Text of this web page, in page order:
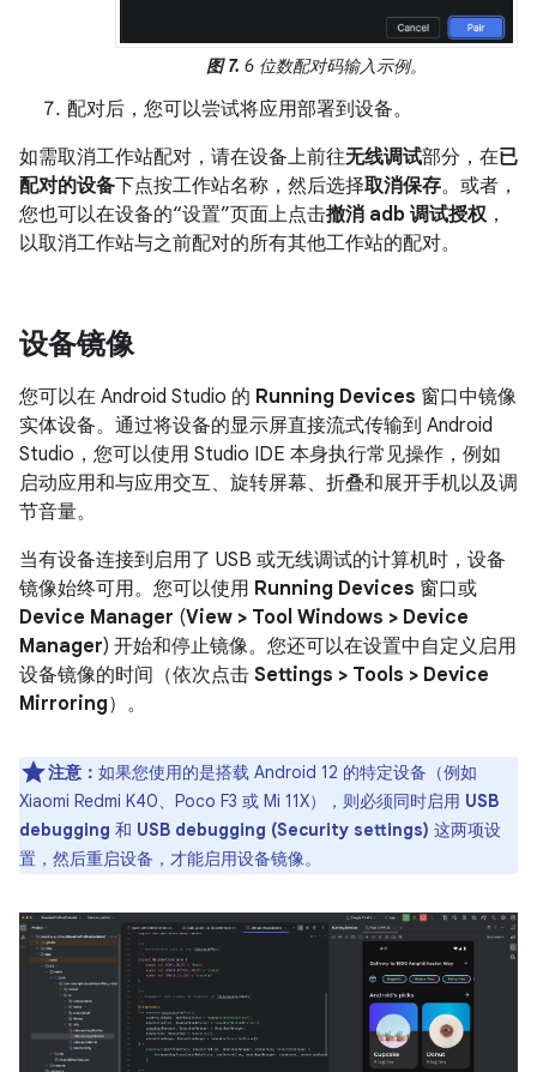
图 7. 6 位数配对码输入示例。
配对后，您可以尝试将应用部署到设备。
如需取消工作站配对，请在设备上前往无线调试部分，在已
配对的设备下点按工作站名称，然后选择取消保存。或者，
您也可以在设备的“设置”页面上点击撤消 adb 调试授权，
以取消工作站与之前配对的所有其他工作站的配对。
设备镜像
您可以在 Android Studio 的 Running Devices 窗口中镜像
实体设备。通过将设备的显示屏直接流式传输到 Android
Studio，您可以使用 Studio IDE 本身执行常见操作，例如
启动应用和与应用交互、旋转屏幕、折叠和展开手机以及调
节音量。
当有设备连接到启用了 USB 或无线调试的计算机时，设备
镜像始终可用。您可以使用 Running Devices 窗口或
Device Manager (View > Tool Windows > Device
Manager) 开始和停止镜像。您还可以在设置中自定义启用
设备镜像的时间（依次点击 Settings > Tools > Device
Mirroring）。
注意： 如果您使用的是搭载 Android 12 的特定设备（例如
Xiaomi Redmi K40、Poco F3 或 Mi 11X），则必须同时启用 USB
debugging 和 USB debugging (Security settings) 这两项设
置，然后重启设备，才能启用设备镜像。